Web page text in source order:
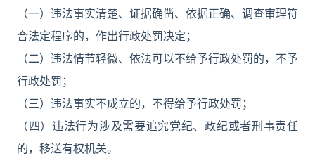
（一）违法事实清楚、证据确凿、依据正确、调查审理符
合法定程序的，作出行政处罚决定；
（二）违法情节轻微、依法可以不给予行政处罚的，不予
行政处罚；
（三）违法事实不成立的，不得给予行政处罚；
（四）违法行为涉及需要追究党纪、政纪或者刑事责任
的，移送有权机关。